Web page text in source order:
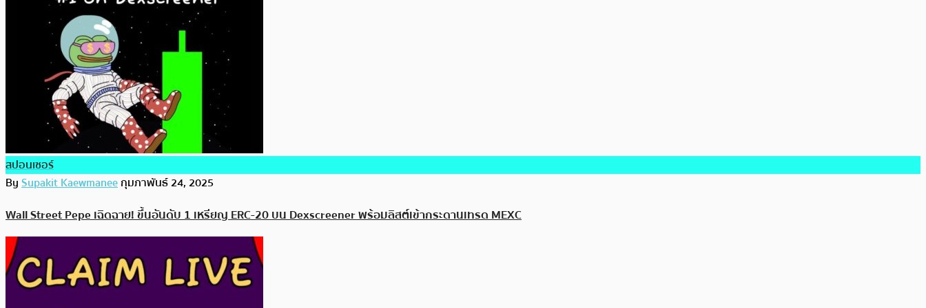
สปอนเซอร์
BySupakit Kaewmaneeกุมภาพันธ์ 24, 2025
Wall Street Pepe เฉิดฉาย! ขึ้นอันดับ 1 เหรียญ ERC-20 บน Dexscreener พร้อมลิสต์เข้ากระดานเทรด MEXC